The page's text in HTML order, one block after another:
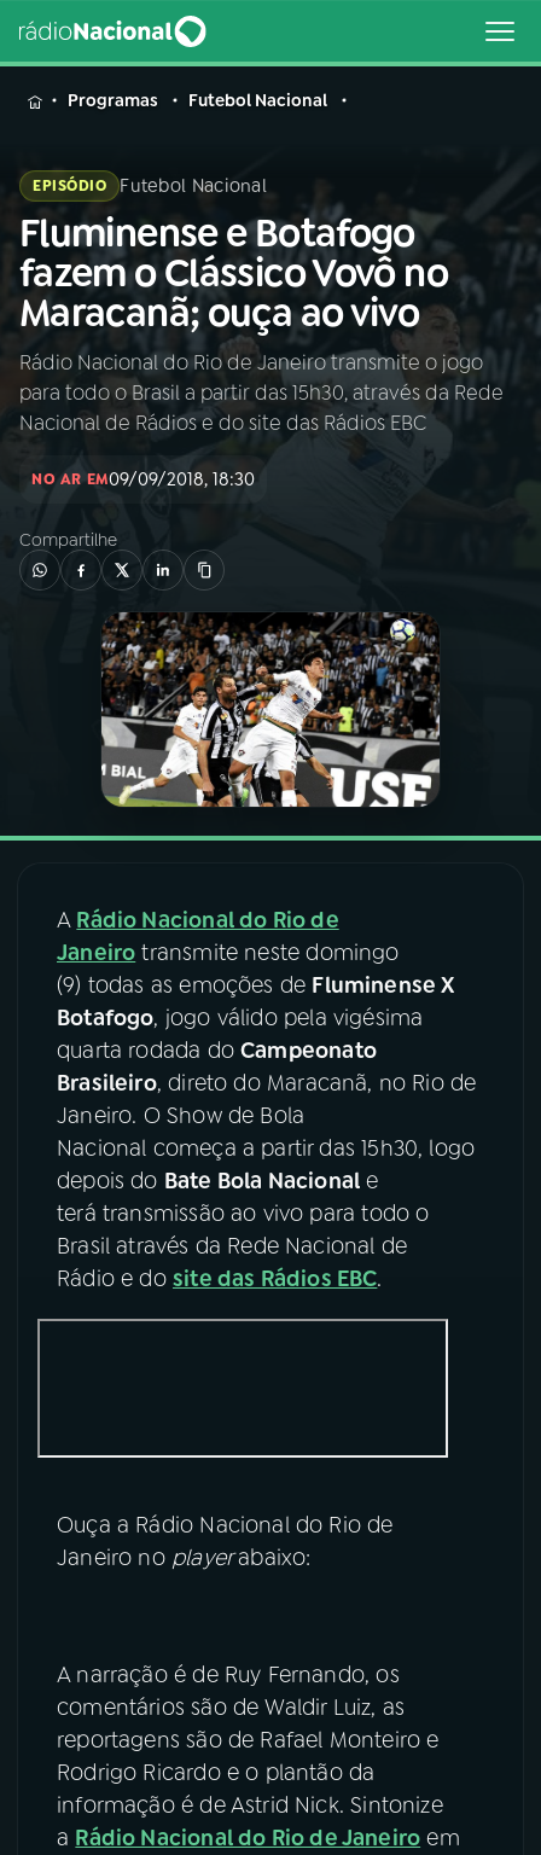
MENU
Buscar
na
Rádio
Nacional
Buscar
AO VIVO
PROGRAMAS
PODCASTS
06VIDEOCASTS
07ÚLTIMAS
08FESTIVAL DE MÚSICA
ACOMPANHE A RÁDIO NACIONAL
YouTube Facebook
Instagram X
TikTok
Programas Futebol Nacional
EPISÓDIO Futebol Nacional
Fluminense e Botafogo
fazem o Clássico Vovô no
Maracanã; ouça ao vivo
Rádio Nacional do Rio de Janeiro transmite o jogo
para todo o Brasil a partir das 15h30, através da Rede
Nacional de Rádios e do site das Rádios EBC
NO AR EM09/09/2018, 18:30
Compartilhe
A Rádio Nacional do Rio de
Janeiro transmite neste domingo
(9) todas as emoções de Fluminense X
Botafogo, jogo válido pela vigésima
quarta rodada doCampeonato
Brasileiro, direto do Maracanã, no Rio de
Janeiro. O Show de Bola
Nacional começa a partir das 15h30, logo
depois do Bate Bola Nacional e
terá transmissão ao vivo para todo o
Brasil através da Rede Nacional de
Rádio e do site das Rádios EBC.
Ouça a Rádio Nacional do Rio de
Janeiro no playerabaixo:
A narração é de Ruy Fernando, os
comentários são de Waldir Luiz, as
reportagens são de Rafael Monteiro e
Rodrigo Ricardo e o plantão da
informação é de Astrid Nick. Sintonize
a Rádio Nacional do Rio de Janeiro em